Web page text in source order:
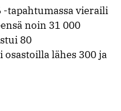
-tapahtumassa vieraili
noin 31 000
80
lähes 300 ja